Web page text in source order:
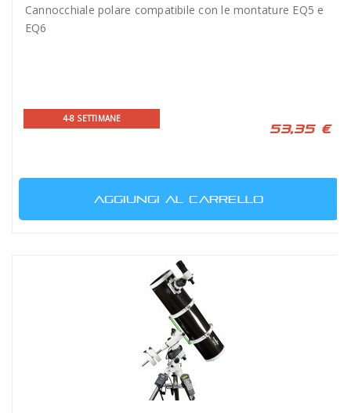
Cannocchiale polare compatibile con le montature EQ5 e
EQ6
4-8 SETTIMANE
53,35 €
AGGIUNGI AL CARRELLO